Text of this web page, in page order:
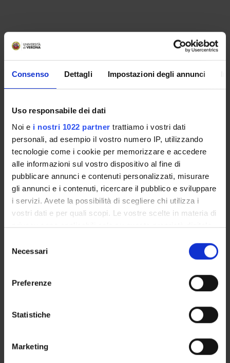
Consenso Dettagli Impostazioni degli annunci
Uso responsabile dei dati
Noi e i nostri 1022 partner trattiamo i vostri dati
personali, ad esempio il vostro numero IP, utilizzando
tecnologie come i cookie per memorizzare e accedere
alle informazioni sul vostro dispositivo al fine di
pubblicare annunci e contenuti personalizzati, misurare
gli annunci e i contenuti, ricercare il pubblico e sviluppare
i servizi. Avete la possibilità di scegliere chi utilizza i
vostri dati e per quali scopi. Le vostre scelte in materia di
privacy sono applicabili solo su questa proprietà digitale
modificare o revocare il proprio consenso in qualsiasi
momento dalla Dichiarazione sui cookie o facendo clic
raccogliere informazioni sulla tua posizione
geografica, con un'approssimazione di qualche
Identificare il tuo dispositivo, scansionandolo
delNecessari
Preferenze
Statistiche
Marketing
GOVERNANCE
SERVIZI DI SEGRETERIA STUDENTI
STRUTTURE DEL DIPARTIMENTO
LABORATORI DI RICERCA
CENTRI DI RICERCA
Contatti
Luoghi